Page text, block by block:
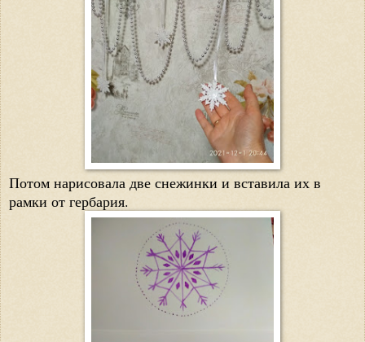
Потом нарисовала две снежинки и вставила их в
рамки от гербария.